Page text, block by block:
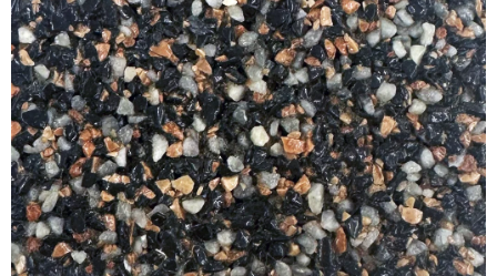
Prodejny Návody Blog Inspirace Kontakty